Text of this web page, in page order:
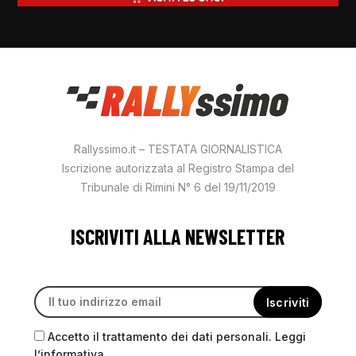
Rallyssimo.it – TESTATA GIORNALISTICA
Iscrizione autorizzata al Registro Stampa del
Tribunale di Rimini N° 6 del 19/11/2019
ISCRIVITI ALLA NEWSLETTER
Accetto il trattamento dei dati personali. Leggi